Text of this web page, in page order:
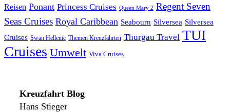
Reisen Ponant Princess Cruises Queen Mary 2 Regent Seven
Seas Cruises Royal Caribbean Seabourn Silversea Silversea
Cruises Swan Hellenic Themen Kreuzfahrten Thurgau Travel TUI
Cruises Umwelt Viva Cruises
Kreuzfahrt Blog
Hans Stieger